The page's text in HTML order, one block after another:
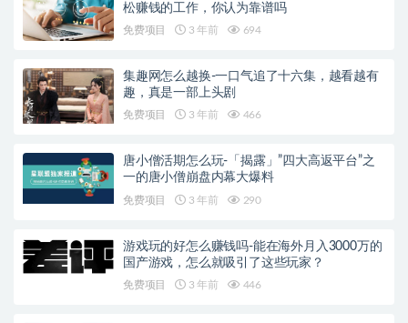
松赚钱的工作，你认为靠谱吗
免费项目 3 年前 694
集趣网怎么越换-一口气追了十六集，越看越有
趣，真是一部上头剧
免费项目 3 年前 466
唐小僧活期怎么玩-「揭露」”四大高返平台”之
一的唐小僧崩盘内幕大爆料
免费项目 3 年前 290
游戏玩的好怎么赚钱吗-能在海外月入3000万的
国产游戏，怎么就吸引了这些玩家？
免费项目 3 年前 446